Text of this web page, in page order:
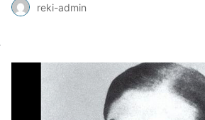
reki-admin